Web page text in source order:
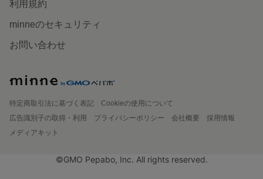
利用規約
minneのセキュリティ
お問い合わせ
特定商取引法に基づく表記
Cookieの使用について
広告識別子の取得・利用
プライバシーポリシー 会社概要
採用情報
メディアキット
©GMO Pepabo, Inc. All rights reserved.